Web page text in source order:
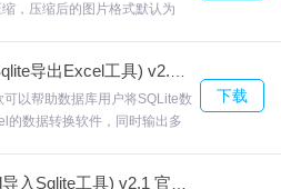
，压缩后的图片格式默认为
持PDF转PPT、PDF拆分合
欢迎来合众软件园下载体验。
以帮助数据库用户将SQLite数
的数据转换软件，同时输出多
下载